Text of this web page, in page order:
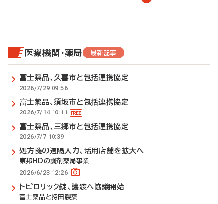
医療機関・薬局 最新記事
富士薬品、久喜市と包括連携協定
2026/7/29 09:56
富士薬品、須坂市と包括連携協定
2026/7/14 10:11
富士薬品、三郷市と包括連携協定
2026/7/7 10:39
処方箋の遠隔入力、活用店舗を拡大へ
東邦HDの調剤薬局事業
2026/6/23 12:26
トピロリック錠、譲渡へ協議開始
富士薬品と持田製薬